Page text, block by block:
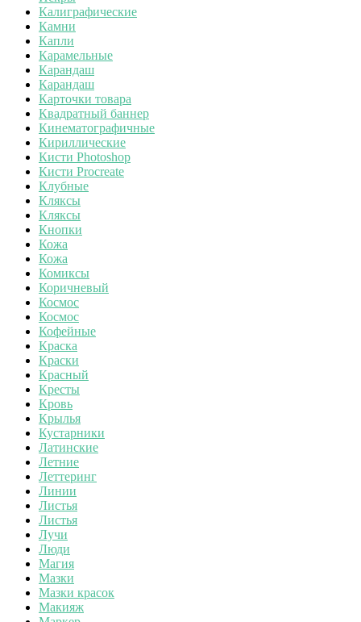
Калиграфические
Камни
Капли
Карамельные
Карандаш
Карандаш
Карточки товара
Квадратный баннер
Кинематографичные
Кириллические
Кисти Photoshop
Кисти Procreate
Клубные
Кляксы
Кляксы
Кнопки
Кожа
Кожа
Комиксы
Коричневый
Космос
Космос
Кофейные
Краска
Краски
Красный
Кресты
Кровь
Крылья
Кустарники
Латинские
Летние
Леттеринг
Линии
Листья
Листья
Лучи
Люди
Магия
Мазки
Мазки красок
Макияж